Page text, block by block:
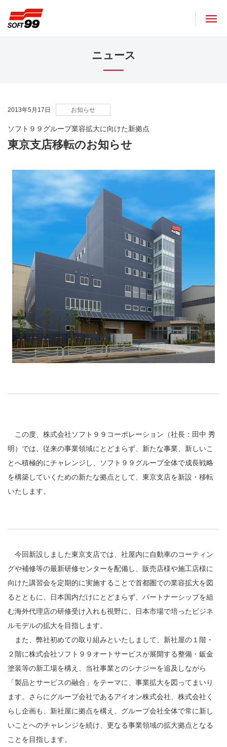
ニュース
2013年5月17日 お知らせ
ソフト９９グループ業容拡大に向けた新拠点
東京支店移転のお知らせ
この度、株式会社ソフト９９コーポレーション（社長：田中 秀
明）では、従来の事業領域にとどまらず、新たな事業、新しいこ
とへ積極的にチャレンジし、ソフト９９グループ全体で成長戦略
を構築していくための新たな拠点として、東京支店を新設・移転
いたします。
今回新設しました東京支店では、社屋内に自動車のコーティン
グや補修等の最新研修センターを配備し、販売店様や施工店様に
向けた講習会を定期的に実施することで首都圏での業容拡大を図
るとともに、日本国内だけにとどまらず、パートナーシップを組
む海外代理店の研修受け入れも視野に、日本市場で培ったビジネ
ルモデルの拡大を目指します。
また、弊社初めての取り組みといたしまして、新社屋の１階・
２階に株式会社ソフト９９オートサービスが展開する整備・鈑金
塗装等の新工場を構え、当社事業とのシナジーを追及しながら
「製品とサービスの融合」をテーマに、事業拡大を図ってまいり
ます。さらにグループ会社であるアイオン株式会社、株式会社く
らし企画も、新社屋に拠点を構え、グループ会社全体で常に新し
いことへのチャレンジを続け、更なる事業領域の拡大拠点となる
ことを目指します。